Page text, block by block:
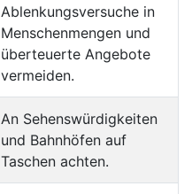
Ablenkungsversuche in
Menschenmengen und
überteuerte Angebote
vermeiden.
An Sehenswürdigkeiten
und Bahnhöfen auf
Taschen achten.